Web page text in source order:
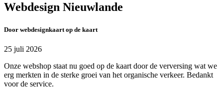
Webdesign Nieuwlande
Door webdesignkaart op de kaart
25 juli 2026
Onze webshop staat nu goed op de kaart door de verversing wat we
erg merkten in de sterke groei van het organische verkeer. Bedankt
voor de service.